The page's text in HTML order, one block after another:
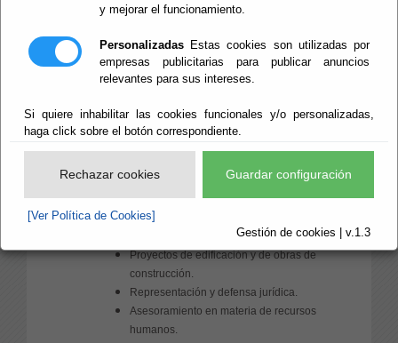
y mejorar el funcionamiento.
Personalizadas Estas cookies son utilizadas por
empresas publicitarias para publicar anuncios
relevantes para sus intereses.
Si quiere inhabilitar las cookies funcionales y/o personalizadas,
haga click sobre el botón correspondiente.
Rechazar cookies Guardar configuración
[Ver Política de Cookies]
Gestión de cookies | v.1.3
Municipios
Las competencias de esta Área, distribuidas conforme a su
estructura, son:
- Competencias directamente correspondientes al Diputado
Delegado del Área de Asistencia a Municipios
de la Provincia, facilitándoles:
Servicios de asesoramiento jurídico,
económico y urbanístico y en materia recursos
Proyectos de edificación y de obras de
construcción.
Representación y defensa jurídica.
Asesoramiento en materia de recursos
humanos.